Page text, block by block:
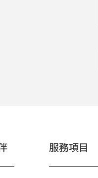
服務項目